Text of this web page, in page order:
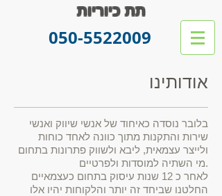
תת כיוריות
050-5522009
אודותינו
בלובר נוסדה כאיחוד של אנשי שיווק ואנשי
שירות והתקנות מתוך כוונה לאחד כוחות
ולייצר עצמאית, ליבא ולשווק פתרונות בתחום
מי השתיה למוסדות ולפרטיים.
לאחר כ 12 שנות עיסוק בתחום כעצמאיים
החלטנו שביחד זה יותר והלקוחות יהיו אלו